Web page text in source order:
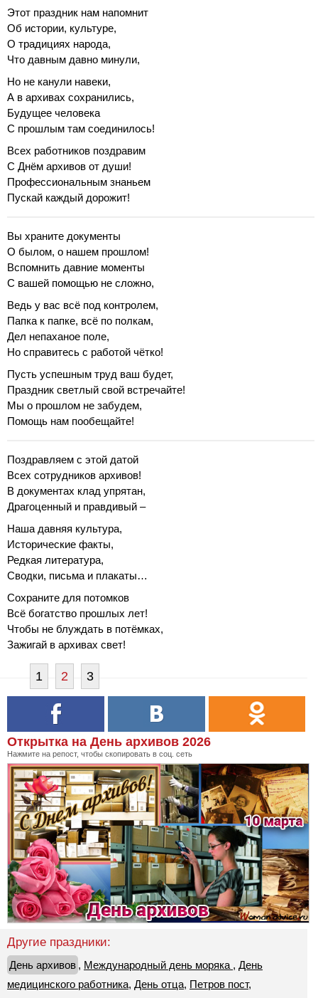
Этот праздник нам напомнит
Об истории, культуре,
О традициях народа,
Что давным давно минули,
Но не канули навеки,
А в архивах сохранились,
Будущее человека
С прошлым там соединилось!
Всех работников поздравим
С Днём архивов от души!
Профессиональным знаньем
Пускай каждый дорожит!
Вы храните документы
О былом, о нашем прошлом!
Вспомнить давние моменты
С вашей помощью не сложно,
Ведь у вас всё под контролем,
Папка к папке, всё по полкам,
Дел непаханое поле,
Но справитесь с работой чётко!
Пусть успешным труд ваш будет,
Праздник светлый свой встречайте!
Мы о прошлом не забудем,
Помощь нам пообещайте!
Поздравляем с этой датой
Всех сотрудников архивов!
В документах клад упрятан,
Драгоценный и правдивый –
Наша давняя культура,
Исторические факты,
Редкая литература,
Сводки, письма и плакаты…
Сохраните для потомков
Всё богатство прошлых лет!
Чтобы не блуждать в потёмках,
Зажигай в архивах свет!
1 2 3
Открытка на День архивов 2026
Нажмите на репост, чтобы скопировать в соц. сеть
Другие праздники:
День архивов , Международный день моряка , День
медицинского работника, День отца, Петров пост,